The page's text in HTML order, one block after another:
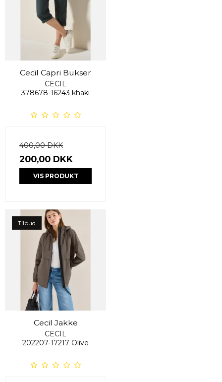
Cecil Capri Bukser
CECIL
378678-16243 khaki
400,00 DKK
200,00 DKK
VIS PRODUKT
Tilbud
Cecil Jakke
CECIL
202207-17217 Olive